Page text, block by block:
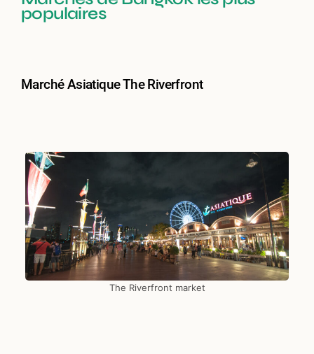
populaires
Marché Asiatique The Riverfront
The Riverfront market